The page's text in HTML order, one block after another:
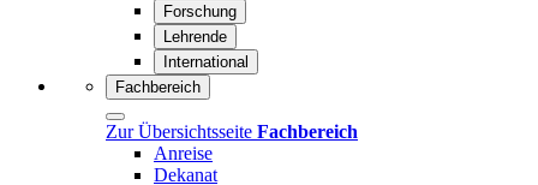
Forschung
Lehrende
International
Fachbereich
Zur Übersichtsseite Fachbereich
Anreise
Dekanat